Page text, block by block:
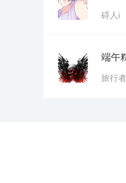
碍人i
端午
旅行